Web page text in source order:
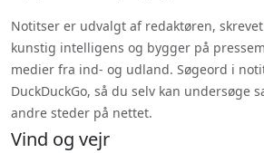
Notitser er udvalgt af redaktøren,
kunstig intelligens og bygger på
medier fra ind- og udland. Søgeord i
DuckDuckGo, så du selv kan undersøge
andre steder på nettet.
Vind og vejr